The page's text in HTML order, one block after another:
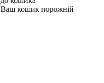
Ваш кошик порожній